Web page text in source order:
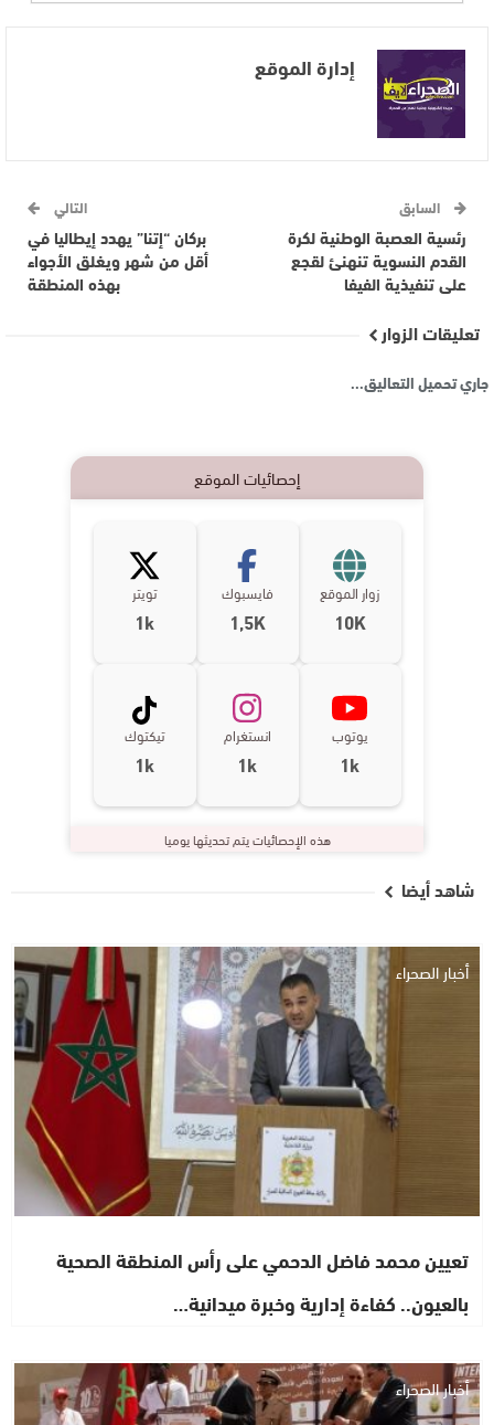
إدارة الموقع
السابق
رئسية العصبة الوطنية لكرة
القدم النسوية تنهنئ لقجع
على تنفيذية الفيفا
التالي
بركان “إتنا” يهدد إيطاليا في
أقل من شهر ويغلق الأجواء
بهذه المنطقة
تعليقات الزوار
جاري تحميل التعاليق...
إحصائيات الموقع
زوار الموقع
10K
فايسبوك
1,5K
تويتر
1k
يوتوب
1k
انستغرام
1k
تيكتوك
1k
هذه الإحصائيات يتم تحديثها يوميا
شاهد أيضا
أخبار الصحراء
تعيين محمد فاضل الدحمي على رأس المنطقة الصحية
بالعيون.. كفاءة إدارية وخبرة ميدانية…
أخبار الصحراء